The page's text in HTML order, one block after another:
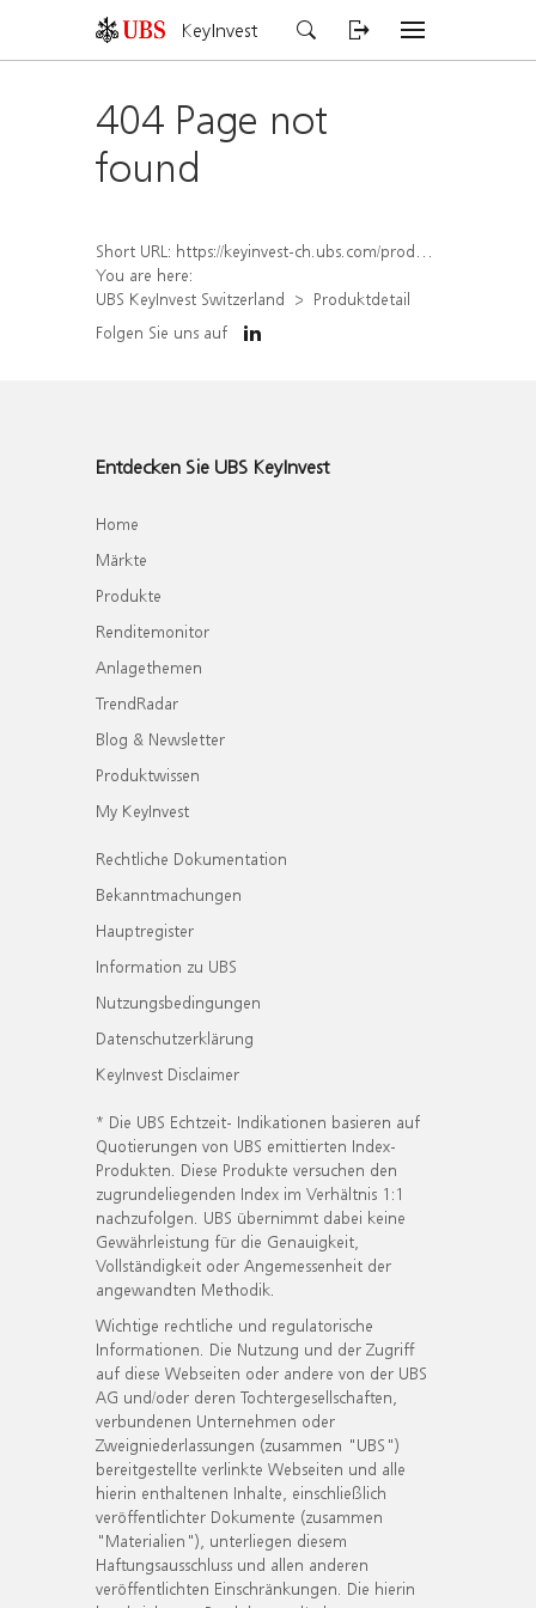
KeyInvest
404 Page not
found
Short URL: https://keyinvest-ch.ubs.com/produkt/detail/index/isin/CH1579298451
You are here:
UBS KeyInvest Switzerland
Produktdetail
Folgen Sie uns auf
Entdecken Sie UBS KeyInvest
Home
Märkte
Produkte
Renditemonitor
Anlagethemen
TrendRadar
Blog & Newsletter
Produktwissen
My KeyInvest
Rechtliche Dokumentation
Bekanntmachungen
Hauptregister
Information zu UBS
Nutzungsbedingungen
Datenschutzerklärung
KeyInvest Disclaimer
* Die UBS Echtzeit- Indikationen basieren auf
Quotierungen von UBS emittierten Index-
Produkten. Diese Produkte versuchen den
zugrundeliegenden Index im Verhältnis 1:1
nachzufolgen. UBS übernimmt dabei keine
Gewährleistung für die Genauigkeit,
Vollständigkeit oder Angemessenheit der
angewandten Methodik.
Wichtige rechtliche und regulatorische
Informationen. Die Nutzung und der Zugriff
auf diese Webseiten oder andere von der UBS
AG und/oder deren Tochtergesellschaften,
verbundenen Unternehmen oder
Zweigniederlassungen (zusammen "UBS")
bereitgestellte verlinkte Webseiten und alle
hierin enthaltenen Inhalte, einschließlich
veröffentlichter Dokumente (zusammen
"Materialien"), unterliegen diesem
Haftungsausschluss und allen anderen
veröffentlichten Einschränkungen. Die hierin